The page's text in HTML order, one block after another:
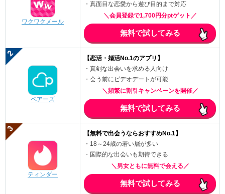
ワクワクメール
・真面目な恋愛から遊び目的まで対応
＼会員登録で1,700円分ptゲット／
無料で試してみる
ペアーズ
【恋活・婚活No.1のアプリ】
・真剣な出会いを求める人向け
・会う前にビデオデートが可能
＼頻繁に割引キャンペーンを開催／
無料で試してみる
ティンダー
【無料で出会うならおすすめNo.1】
・18～24歳の若い層が多い
・国際的な出会いも期待できる
＼男女ともに無料で会える／
無料で試してみる